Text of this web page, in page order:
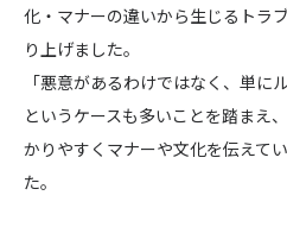
化・マナーの違いから生じるトラ
り上げました。
「悪意があるわけではなく、単に
というケースも多いことを踏まえ
かりやすくマナーや文化を伝えて
た。